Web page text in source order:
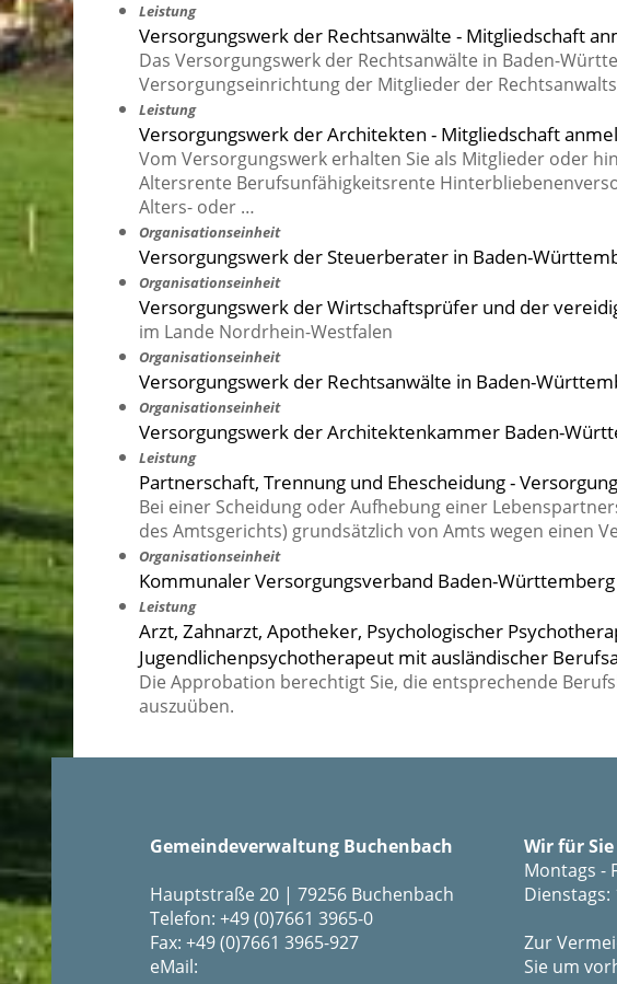
Leistung
Versorgungswerk der Rechtsanwälte - Mitgliedschaft
Das Versorgungswerk der Rechtsanwälte in Baden-
Versorgungseinrichtung der Mitglieder der
Leistung
Versorgungswerk der Architekten - Mitgliedschaft
Vom Versorgungswerk erhalten Sie als Mitglieder oder
Altersrente Berufsunfähigkeitsrente
Alters- oder …
Organisationseinheit
Versorgungswerk der Steuerberater in Baden-
Organisationseinheit
Versorgungswerk der Wirtschaftsprüfer und der
im Lande Nordrhein-Westfalen
Organisationseinheit
Versorgungswerk der Rechtsanwälte in Baden-
Organisationseinheit
Versorgungswerk der Architektenkammer Baden-
Leistung
Partnerschaft, Trennung und Ehescheidung -
Bei einer Scheidung oder Aufhebung einer
des Amtsgerichts) grundsätzlich von Amts wegen einen
Organisationseinheit
Kommunaler Versorgungsverband Baden-Württemberg
Leistung
Arzt, Zahnarzt, Apotheker, Psychologischer
Jugendlichenpsychotherapeut mit ausländischer
Die Approbation berechtigt Sie, die entsprechende
auszuüben.
Gemeindeverwaltung Buchenbach
Hauptstraße 20 | 79256 Buchenbach
Telefon: +49 (0)7661 3965-0
Fax: +49 (0)7661 3965-927
eMail:
Wir für
Montags -
Dienstags:
Zur
Sie um